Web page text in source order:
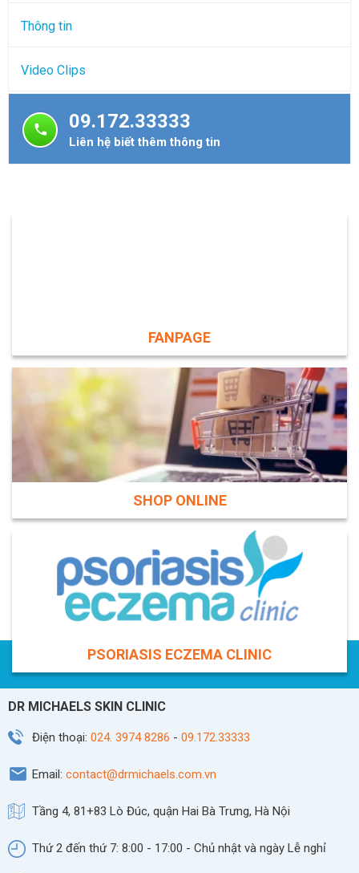
Thông tin
Video Clips
09.172.33333
Liên hệ biết thêm thông tin
FANPAGE
SHOP ONLINE
PSORIASIS ECZEMA CLINIC
DR MICHAELS SKIN CLINIC
Điện thoại: 024. 3974 8286 - 09.172.33333
Email: contact@drmichaels.com.vn
Tầng 4, 81+83 Lò Đúc, quận Hai Bà Trưng, Hà Nội
Thứ 2 đến thứ 7: 8:00 - 17:00 - Chủ nhật và ngày Lễ nghỉ